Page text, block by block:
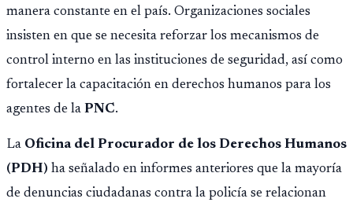
manera constante en el país. Organizaciones sociales
insisten en que se necesita reforzar los mecanismos de
control interno en las instituciones de seguridad, así como
fortalecer la capacitación en derechos humanos para los
agentes de la PNC.
La Oficina del Procurador de los Derechos Humanos
(PDH) ha señalado en informes anteriores que la mayoría
de denuncias ciudadanas contra la policía se relacionan